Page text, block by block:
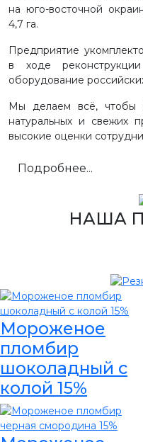
на юго-восточной
4,7 га.
Предприятие
в ходе
оборудование
Мы делаем всё, чтобы
натуральных и свежих
высокие оценки
Подробнее...
НАША
Мороженое
пломбир
шоколадный с
колой 15%